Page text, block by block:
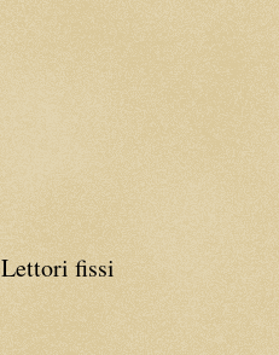
Lettori fissi